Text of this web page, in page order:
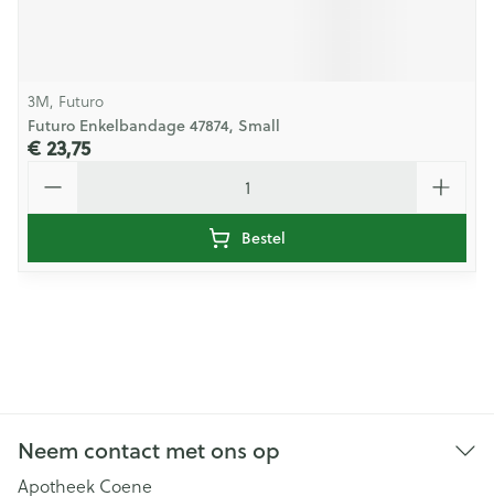
3M, Futuro
Futuro Enkelbandage 47874, Small
€ 23,75
Bestel
Neem contact met ons op
Apotheek Coene